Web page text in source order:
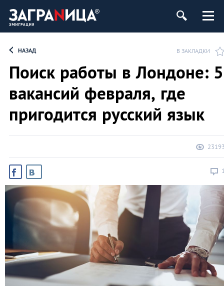
НАЗАД В ЗАКЛАДКИ
Поиск работы в Лондоне: 5
вакансий февраля, где
пригодится русский язык